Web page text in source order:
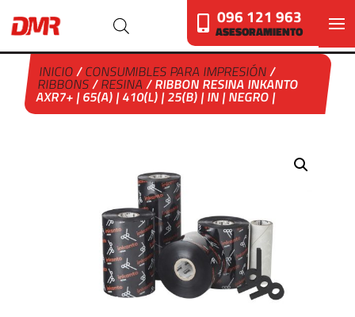
096 121 963
ASESORAMIENTO
INICIO/CONSUMIBLES PARA IMPRESIÓN/
RIBBONS/RESINA / RIBBON RESINA INKANTO
AXR7+ | 65(A) | 410(L) | 25(B) | IN | NEGRO |